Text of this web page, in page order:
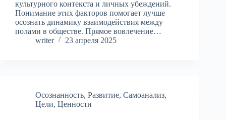
культурного контекста и личных убеждений.
Понимание этих факторов помогает лучше
осознать динамику взаимодействия между
полами в обществе. Прямое вовлечение…
writer
23 апреля 2025
Осознанность, Развитие, Самоанализ,
Цели, Ценности